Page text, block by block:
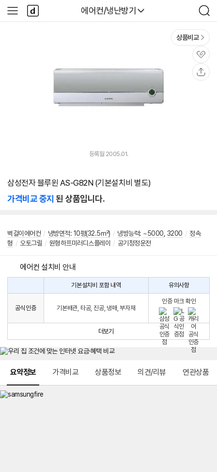
다나와
에어컨/냉난방기
검
색
사
이
다
나
와
상품비교
관
심
등록월 2005.01.
삼성전자 블루윈 AS-G82N (기본설치비 별도)
가격비교 중지 된 상품입니다.
벽걸이에어컨 / 냉방면적: 10평(32.5㎡) / 냉방능력: ~5000 3200 / 정속
형 / 오토그릴 / 원형하프미러디스플레이 / 공기청정운전
에어컨 설치비 안내
구
시
생
는
치
비
컨
설
기본설치비 포함 내역 유의사항
공식인증 기본배관, 타공, 진공, 냉매, 부자재
인증 마크 확인
더보기
요약정보 가격비교 상품정보 의견/리뷰 연관상품